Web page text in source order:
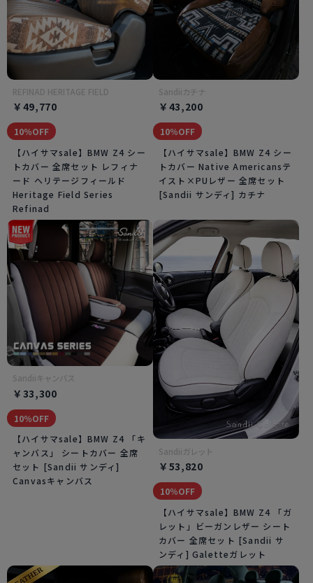
REFINAD HERITAGE FIELD
￥49,770
10％OFF
【ハイサマsale】BMW Z4 シー
トカバー 全席セット レフィナ
ード ヘリテージフィールド
Heritage Field Series
Refinad
Sandiiカチナ
￥43,200
10％OFF
【ハイサマsale】BMW Z4 シー
トカバー Native Americansテ
イスト×PUレザー 全席セット
[Sandii サンディ] カチナ
Sandiiキャンバス
￥33,300
10％OFF
【ハイサマsale】BMW Z4 「キ
ャンバス」 シートカバー 全席
セット [Sandii サンディ]
Canvasキャンバス
Sandiiガレット
￥53,820
10％OFF
【ハイサマsale】BMW Z4 「ガ
レット」ビーガンレザー シート
カバー 全席セット [Sandii サ
ンディ] Galetteガレット